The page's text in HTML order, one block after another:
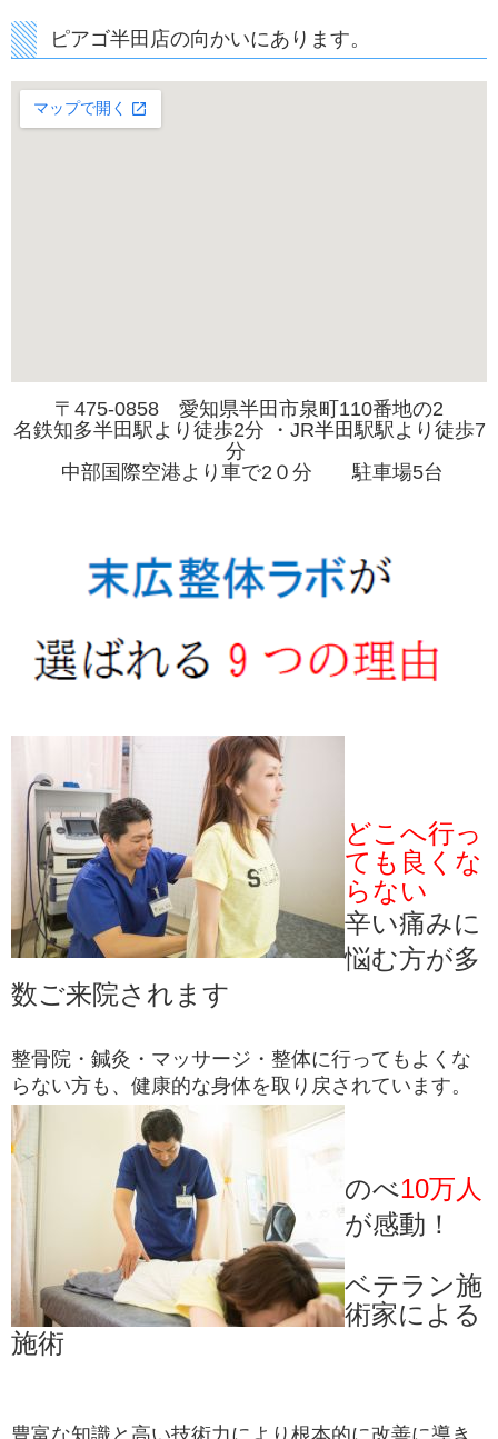
ピアゴ半田店の向かいにあります。
〒475-0858 愛知県半田市泉町110番地の2
名鉄知多半田駅より徒歩2分 ・JR半田駅駅より徒歩7
分
中部国際空港より車で2０分 駐車場5台
どこへ行っ
ても良くな
らない
辛い痛みに
悩む方が多
数ご来院されます
整骨院・鍼灸・マッサージ・整体に行ってもよくな
らない方も、健康的な身体を取り戻されています。
のべ10万人
が感動！
ベテラン施
術家による
施術
豊富な知識と高い技術力により根本的に改善に導き